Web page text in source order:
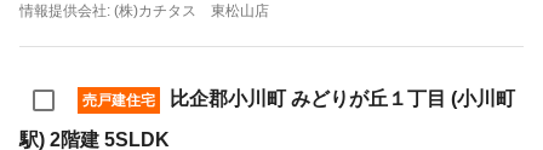
情報提供会社: (株)カチタス 東松山店
売戸建住宅
比企郡小川町 みどりが丘１丁目 (小川町
駅) 2階建 5SLDK